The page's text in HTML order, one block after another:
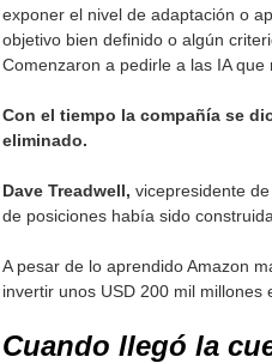
exponer el nivel de adaptación o
objetivo bien definido o algún
Comenzaron a pedirle a las IA
Con el tiempo la compañía se
eliminado.
Dave Treadwell, vicepresidente
de posiciones había sido
A pesar de lo aprendido Amazon
invertir unos USD 200 mil millones
Cuando llegó la